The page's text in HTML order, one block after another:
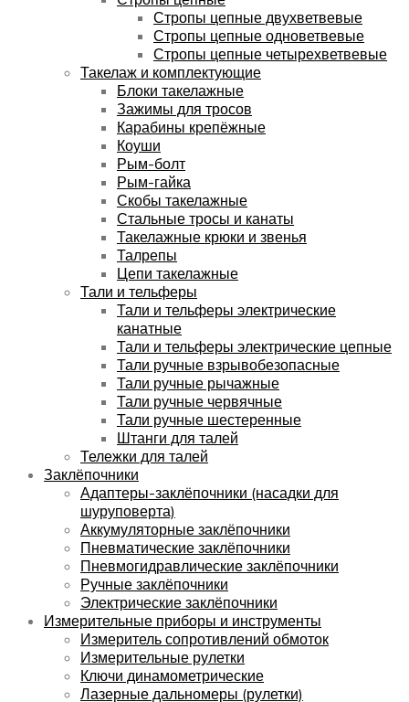
Стропы цепные двухветвевые
Стропы цепные одноветвевые
Стропы цепные четырехветвевые
Такелаж и комплектующие
Блоки такелажные
Зажимы для тросов
Карабины крепёжные
Коуши
Рым-болт
Рым-гайка
Скобы такелажные
Стальные тросы и канаты
Такелажные крюки и звенья
Талрепы
Цепи такелажные
Тали и тельферы
Тали и тельферы электрические
канатные
Тали и тельферы электрические цепные
Тали ручные взрывобезопасные
Тали ручные рычажные
Тали ручные червячные
Тали ручные шестеренные
Штанги для талей
Тележки для талей
Заклёпочники
Адаптеры-заклёпочники (насадки для
шуруповерта)
Аккумуляторные заклёпочники
Пневматические заклёпочники
Пневмогидравлические заклёпочники
Ручные заклёпочники
Электрические заклёпочники
Измерительные приборы и инструменты
Измеритель сопротивлений обмоток
Измерительные рулетки
Ключи динамометрические
Лазерные дальномеры (рулетки)